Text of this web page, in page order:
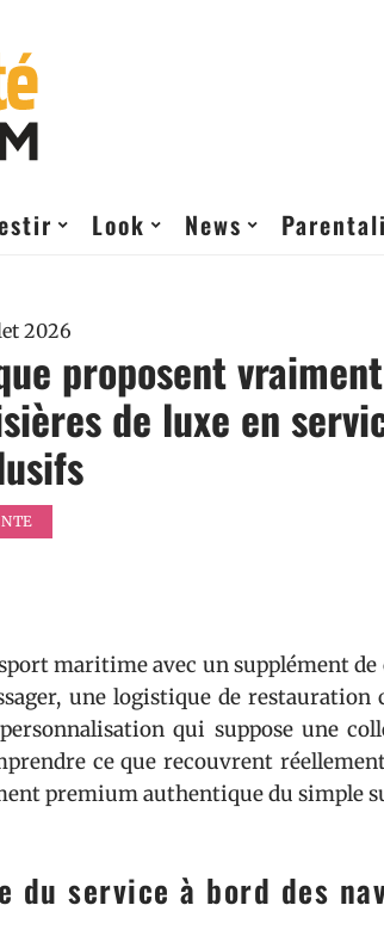
Look News
2026
proposent
de luxe en
maritime avec un supplément
une logistique de restauration
qui suppose une
ce que recouvrent
premium authentique du simple
du service à bord des